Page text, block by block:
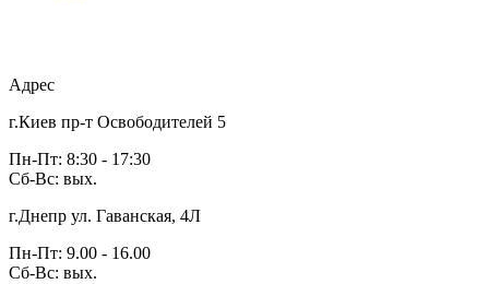
Адрес
г.Киев пр-т Освободителей 5
Пн-Пт: 8:30 - 17:30
Сб-Вс: вых.
г.Днепр ул. Гаванская, 4Л
Пн-Пт: 9.00 - 16.00
Сб-Вс: вых.